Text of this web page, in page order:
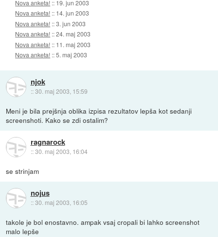
Nova anketa! :: 19. jun 2003
Nova anketa! :: 14. jun 2003
Nova anketa! ::3. jun 2003
Nova anketa! ::24. maj 2003
Nova anketa! :: 11. maj 2003
Nova anketa! ::5. maj 2003
njok
::30. maj 2003, 15:59
Meni je bila prejšnja oblika izpisa rezultatov lepša kot sedanji
screenshoti. Kako se zdi ostalim?
ragnarock
::30. maj 2003, 16:04
se strinjam
nojus
::30. maj 2003, 16:05
takole je bol enostavno. ampak vsaj cropali bi lahko screenshot
malo lepše